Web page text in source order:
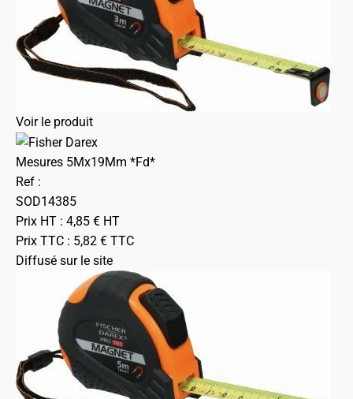
Voir le produit
Mesures 5Mx19Mm *Fd*
Ref :
SOD14385
Prix HT : 4,85 € HT
Prix TTC : 5,82 € TTC
Diffusé sur le site